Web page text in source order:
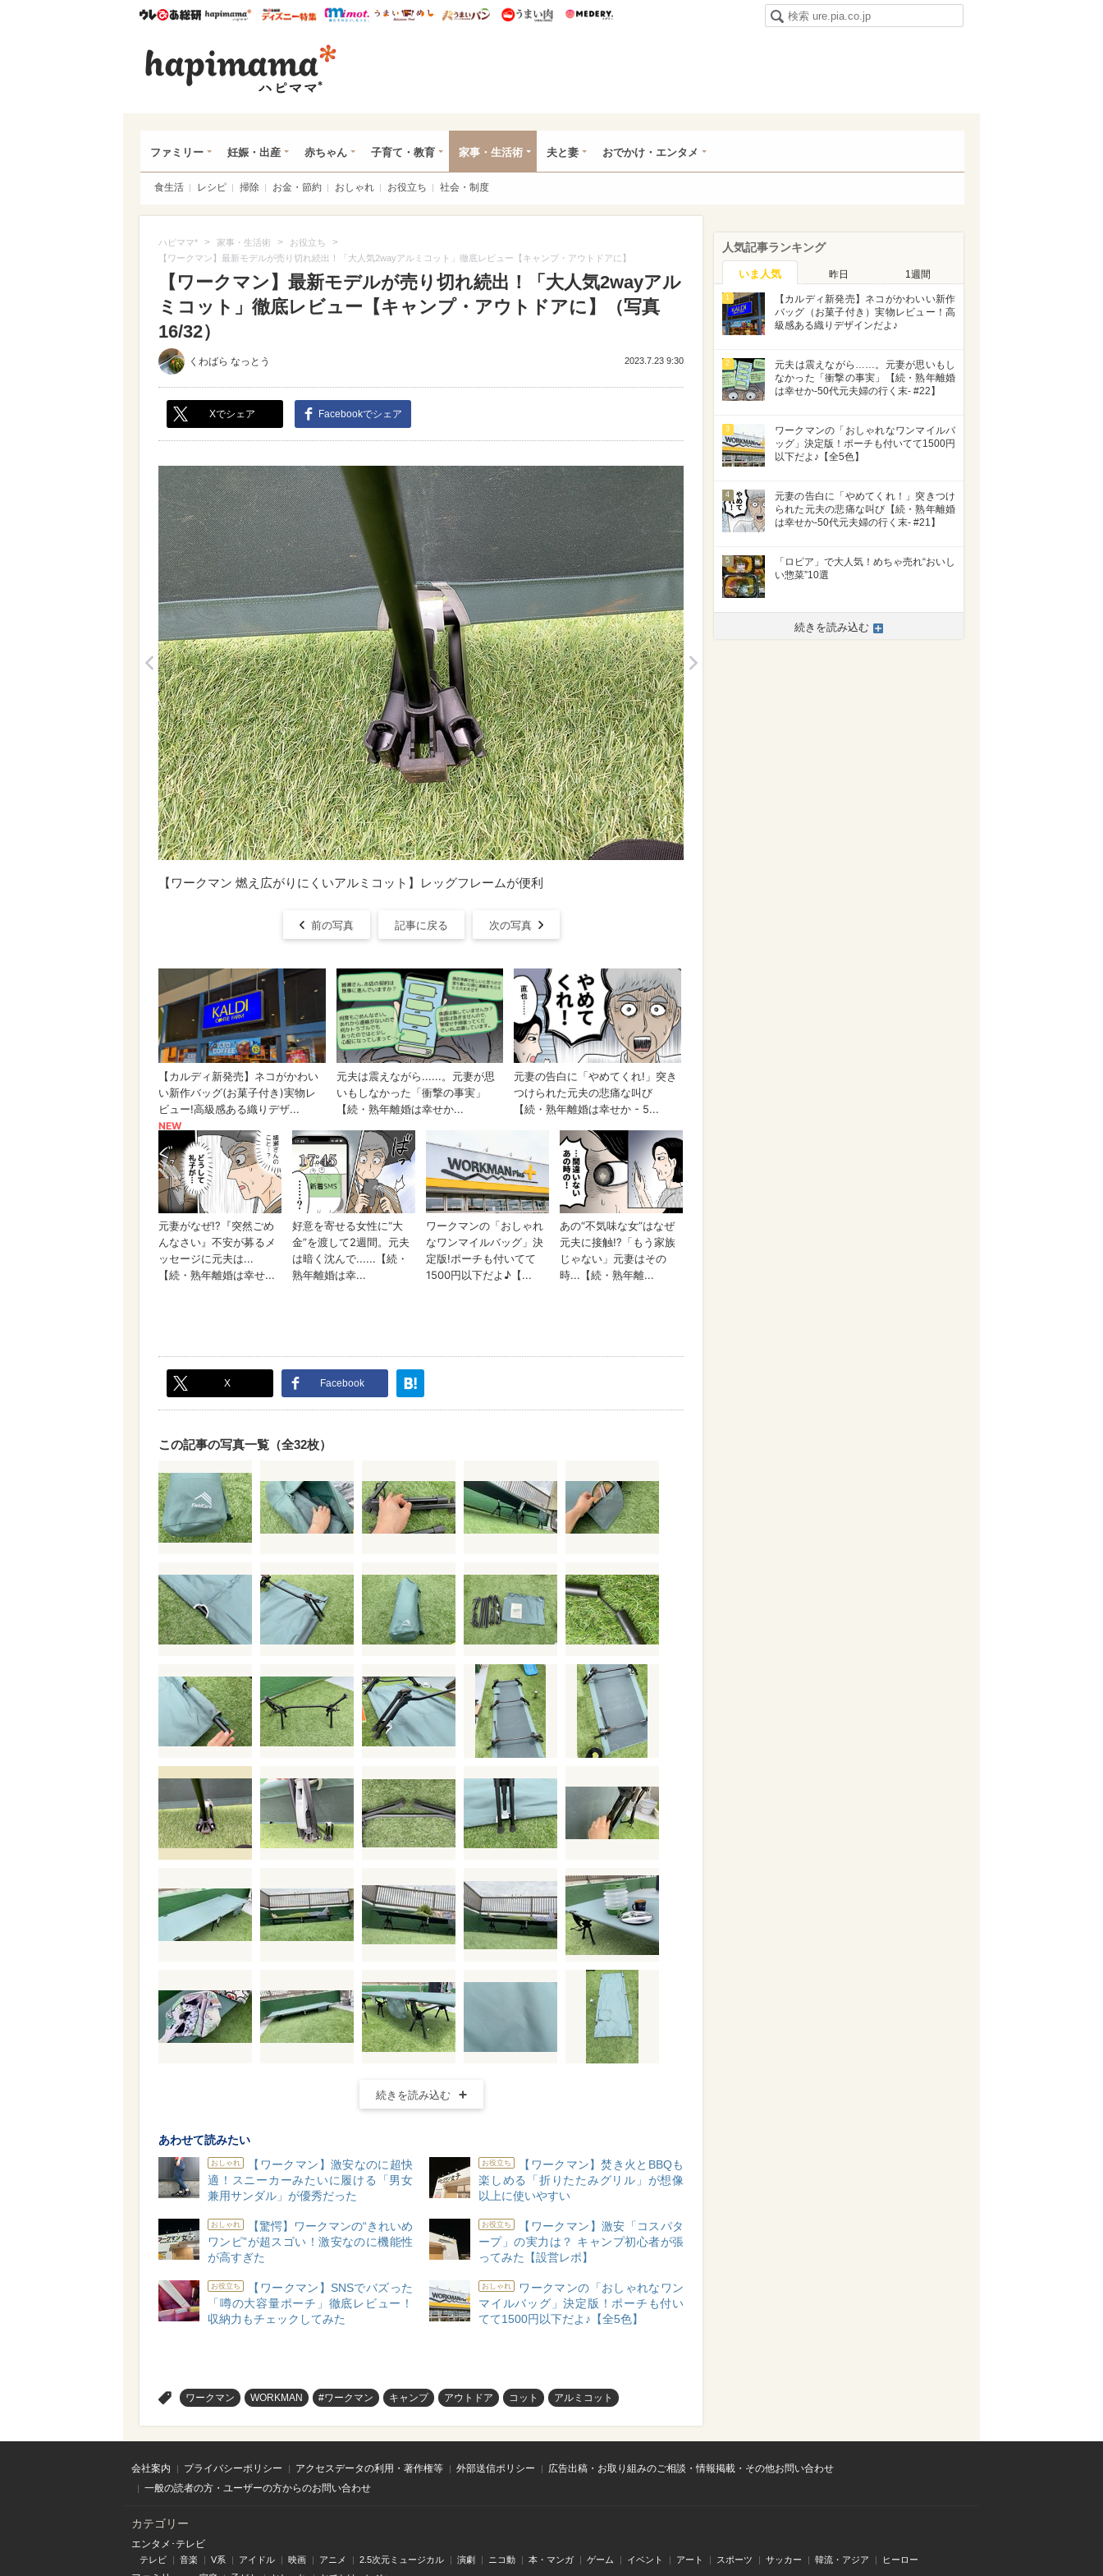
ウレぴあ総研ハピママ* ウレぴあ総研 ディズニー特集
mimot. うまいめし うまいパン うまい肉
ファミリー 妊娠・出産 赤ちゃん 子育て・教育 家事・生活術 夫と妻 おでかけ・エンタメ
食生活 レシピ 掃除 お金・節約 おしゃれ お役立ち 社会・制度
ハピママ* > 家事・生活術 > お役立ち >
【ワークマン】最新モデルが売り切れ続出！「大人気2wayアルミコット」徹底レビュー【キャンプ・アウトドアに】
【ワークマン】最新モデルが売り切れ続出！「大人気2wayアル
ミコット」徹底レビュー【キャンプ・アウトドアに】（写真
16/32）
くわばら なっとう 2023.7.23 9:30
Xでシェア Facebookでシェア
【ワークマン 燃え広がりにくいアルミコット】レッグフレームが便利
前の写真 記事に戻る 次の写真
X Facebook
この記事の写真一覧（全32枚）
続きを読み込む
あわせて読みたい
おしゃれ
【ワークマン】激安なのに超快
適！スニーカーみたいに履ける「男女
兼用サンダル」が優秀だった
お役立ち
【ワークマン】焚き火とBBQも
楽しめる「折りたたみグリル」が想像
以上に使いやすい
おしゃれ
【驚愕】ワークマンの“きれいめ
ワンピ”が超スゴい！激安なのに機能性
が高すぎた
お役立ち
【ワークマン】激安「コスパタ
ープ」の実力は？ キャンプ初心者が張
ってみた【設営レポ】
お役立ち
【ワークマン】SNSでバズった
「噂の大容量ポーチ」徹底レビュー！
収納力もチェックしてみた
おしゃれ
ワークマンの「おしゃれなワン
マイルバッグ」決定版！ポーチも付い
てて1500円以下だよ♪【全5色】
ワークマン WORKMAN #ワークマン キャンプ アウトドア コット アルミコット
人気記事ランキング
いま人気 昨日 1週間
1
【カルディ新発売】ネコがかわいい新作
バッグ（お菓子付き）実物レビュー！高
級感ある織りデザインだよ♪
2
元夫は震えながら……。元妻が思いもし
なかった「衝撃の事実」【続・熟年離婚
は幸せか-50代元夫婦の行く末- #22】
3
ワークマンの「おしゃれなワンマイルバ
ッグ」決定版！ポーチも付いてて1500円
以下だよ♪【全5色】
4
元妻の告白に「やめてくれ！」突きつけ
られた元夫の悲痛な叫び【続・熟年離婚
は幸せか-50代元夫婦の行く末- #21】
5
「ロピア」で大人気！めちゃ売れ“おいし
い惣菜”10選
続きを読み込む
会社案内 プライバシーポリシー アクセスデータの利用・著作権等 外部送信ポリシー
広告出稿・お取り組みのご相談・情報掲載・その他お問い合わせ
一般の読者の方・ユーザーの方からのお問い合わせ
カテゴリー
エンタメ･テレビ
テレビ 音楽 V系 アイドル 映画 アニメ 2.5次元ミュージカル 演劇 ニコ動 本・マンガ ゲーム イベント アート スポーツ サッカー 韓流・アジア ヒーロー